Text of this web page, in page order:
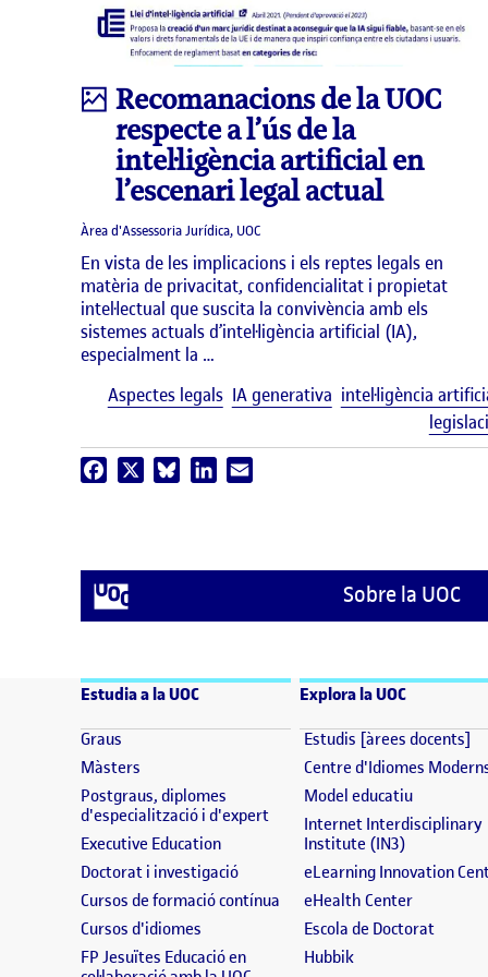
Infografia
Recomanacions de la UOC
respecte a l’ús de la
intel·ligència artificial en
l’escenari legal actual
Àrea d'Assessoria Jurídica, UOC
En vista de les implicacions i els reptes legals en
matèria de privacitat, confidencialitat i propietat
intel·lectual que suscita la convivència amb els
sistemes actuals d’intel·ligència artificial (IA),
especialment la …
Aspectes legals IA generativa intel·ligència
Facebook BlueskyLinkedIn
Sobre la UOC
Estudia a la UOC
Graus (s'obre en una finestra nova)
Màsters (s'obre en una finestra nova)
Postgraus, diplomes
d'especialització i d'expert(s'obre en una finestra nova)
Executive Education(s'obre en una finestra nova)
Doctorat i investigació(s'obre en una finestra nova)
Cursos de formació contínua (s'obre en una finestra nova)
Cursos d'idiomes (s'obre en una finestra nova)
FP Jesuïtes Educació en
Explora la UOC
Estudis [àrees docents]
Centre d'Idiomes
Model educatiu(s'obre en
Internet Interdisciplinary
Institute (IN3)(s'obre en
eLearning Innovation
eHealth Center(s'obre en
Escola de Doctorat(s'obre
Hubbik(s'obre en una